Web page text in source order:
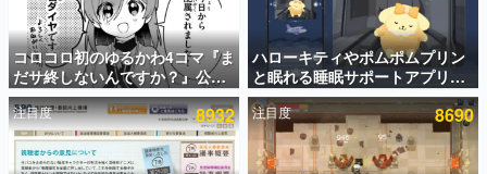
ゲームの企画書
名作ゲームクリエイターの方々に製作時のエピソードをお
聞きし、ヒットする企画（ゲーム）とは何か？を探ってい
きます。
赫本
この物語を解いてはいけない。『赫本』は、〈試験問題〉
の形をした短編ホラー小説集です。
コロコロ初のゆるかわ4コマ『ま
だサ終しないんですか？』公開
スタート。主人公は新入社員の
侘石ダイヤ、ゲーム会社を舞台
にトラブルへ対応する社員たち
を描く
ハローキティやポムポムプリン
と眠れる睡眠サポートアプリ
『ゆめたび』が配信中。キャラ
ごとのASMRや目覚ましアラー
ムも搭載
注目度 8932 注目度 8690